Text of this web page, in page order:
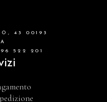
43 00193
522 201